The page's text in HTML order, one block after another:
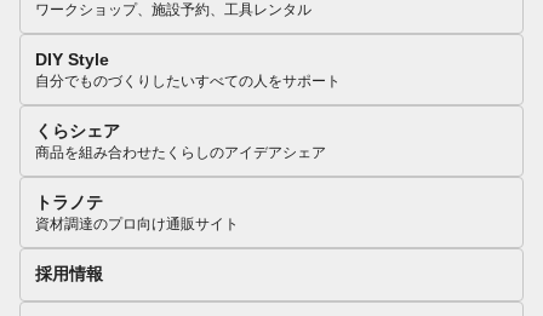
ワークショップ、施設予約、工具レンタル
DIY Style
自分でものづくりしたいすべての人をサポート
くらシェア
商品を組み合わせたくらしのアイデアシェア
トラノテ
資材調達のプロ向け通販サイト
採用情報